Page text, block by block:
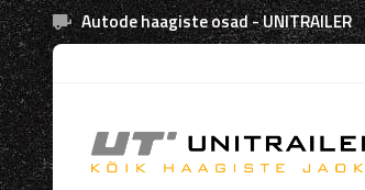
Autode haagiste osad - UNITRAILER